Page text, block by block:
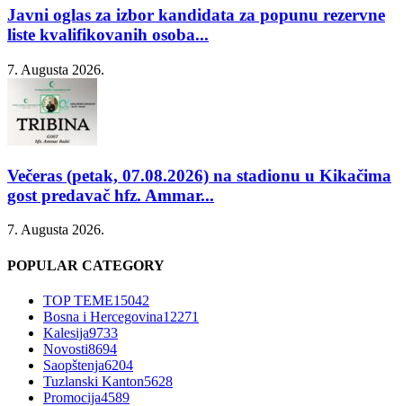
Javni oglas za izbor kandidata za popunu rezervne
liste kvalifikovanih osoba...
7. Augusta 2026.
Večeras (petak, 07.08.2026) na stadionu u Kikačima
gost predavač hfz. Ammar...
7. Augusta 2026.
POPULAR CATEGORY
TOP TEME15042
Bosna i Hercegovina12271
Kalesija9733
Novosti8694
Saopštenja6204
Tuzlanski Kanton5628
Promocija4589